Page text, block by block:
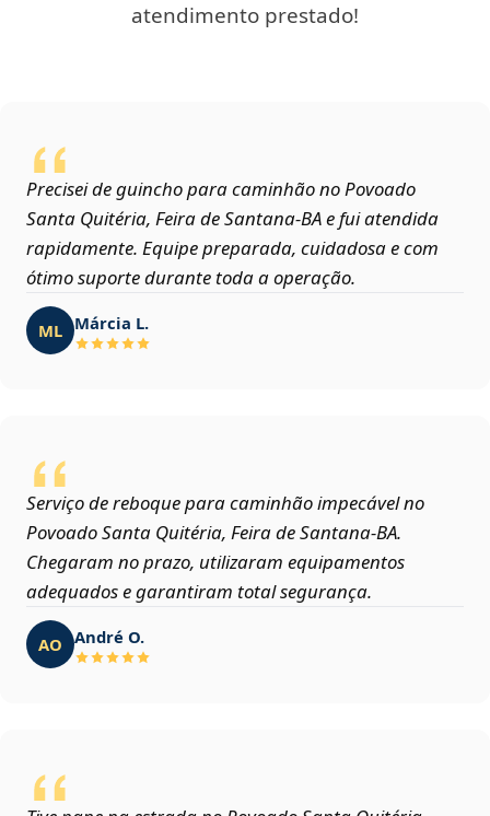
atendimento prestado!
Precisei de guincho para caminhão no Povoado
Santa Quitéria, Feira de Santana‑BA e fui atendida
rapidamente. Equipe preparada, cuidadosa e com
ótimo suporte durante toda a operação.
ML Márcia L.
Serviço de reboque para caminhão impecável no
Povoado Santa Quitéria, Feira de Santana‑BA.
Chegaram no prazo, utilizaram equipamentos
adequados e garantiram total segurança.
AO André O.